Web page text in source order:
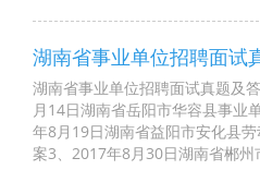
湖南省事业单位招聘面试
湖南省事业单位招聘面试真题及
月14日湖南省岳阳市华容县事业
年8月19日湖南省益阳市安化县
案3、2017年8月30日湖南省郴州